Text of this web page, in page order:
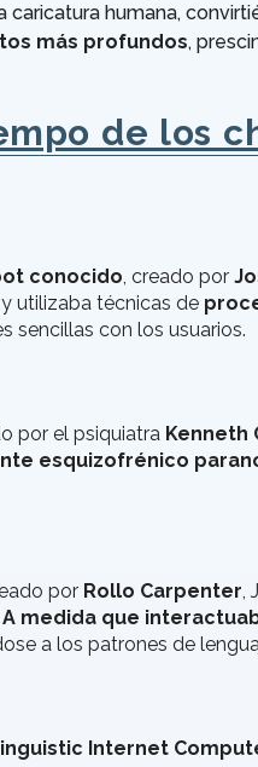
humana,
más profundos,
de los
conocido, creado por
y utilizaba técnicas de
sencillas con los usuarios.
por el psiquiatra Kenneth
esquizofrénico
por Rollo Carpenter,
A medida que
a los patrones de
Internet